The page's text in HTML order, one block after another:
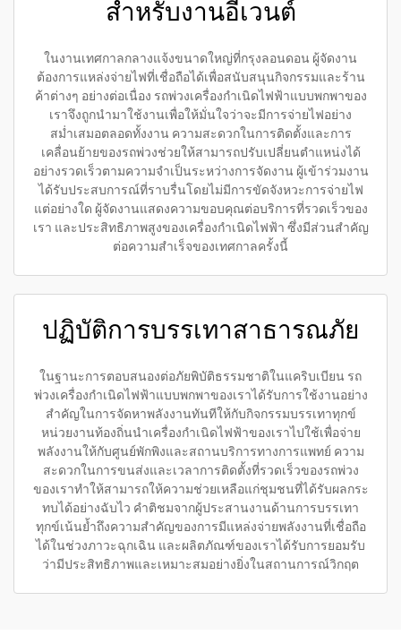
สำหรับงานอีเวนต์
ในงานเทศกาลกลางแจ้งขนาดใหญ่ที่กรุงลอนดอน ผู้จัดงาน
ต้องการแหล่งจ่ายไฟที่เชื่อถือได้เพื่อสนับสนุนกิจกรรมและร้าน
ค้าต่างๆ อย่างต่อเนื่อง รถพ่วงเครื่องกำเนิดไฟฟ้าแบบพกพาของ
เราจึงถูกนำมาใช้งานเพื่อให้มั่นใจว่าจะมีการจ่ายไฟอย่าง
สม่ำเสมอตลอดทั้งงาน ความสะดวกในการติดตั้งและการ
เคลื่อนย้ายของรถพ่วงช่วยให้สามารถปรับเปลี่ยนตำแหน่งได้
อย่างรวดเร็วตามความจำเป็นระหว่างการจัดงาน ผู้เข้าร่วมงาน
ได้รับประสบการณ์ที่ราบรื่นโดยไม่มีการขัดจังหวะการจ่ายไฟ
แต่อย่างใด ผู้จัดงานแสดงความขอบคุณต่อบริการที่รวดเร็วของ
เรา และประสิทธิภาพสูงของเครื่องกำเนิดไฟฟ้า ซึ่งมีส่วนสำคัญ
ต่อความสำเร็จของเทศกาลครั้งนี้
ปฏิบัติการบรรเทาสาธารณภัย
ในฐานะการตอบสนองต่อภัยพิบัติธรรมชาติในแคริบเบียน รถ
พ่วงเครื่องกำเนิดไฟฟ้าแบบพกพาของเราได้รับการใช้งานอย่าง
สำคัญในการจัดหาพลังงานทันทีให้กับกิจกรรมบรรเทาทุกข์
หน่วยงานท้องถิ่นนำเครื่องกำเนิดไฟฟ้าของเราไปใช้เพื่อจ่าย
พลังงานให้กับศูนย์พักพิงและสถานบริการทางการแพทย์ ความ
สะดวกในการขนส่งและเวลาการติดตั้งที่รวดเร็วของรถพ่วง
ของเราทำให้สามารถให้ความช่วยเหลือแก่ชุมชนที่ได้รับผลกระ
ทบได้อย่างฉับไว คำติชมจากผู้ประสานงานด้านการบรรเทา
ทุกข์เน้นย้ำถึงความสำคัญของการมีแหล่งจ่ายพลังงานที่เชื่อถือ
ได้ในช่วงภาวะฉุกเฉิน และผลิตภัณฑ์ของเราได้รับการยอมรับ
ว่ามีประสิทธิภาพและเหมาะสมอย่างยิ่งในสถานการณ์วิกฤต